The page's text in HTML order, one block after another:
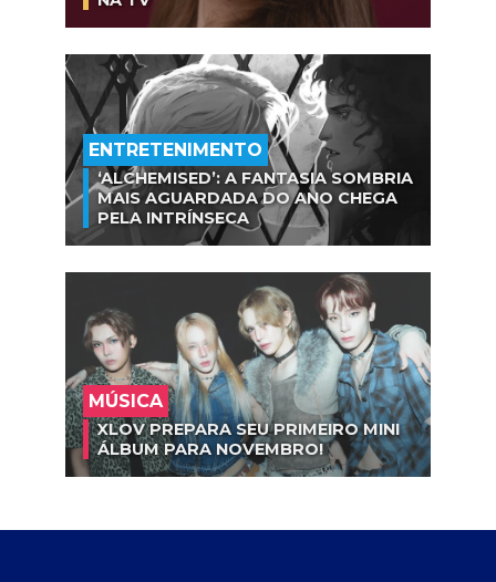
ENTRETENIMENTO
‘ALCHEMISED’: A FANTASIA SOMBRIA
MAIS AGUARDADA DO ANO CHEGA
PELA INTRÍNSECA
MÚSICA
XLOV PREPARA SEU PRIMEIRO MINI
ÁLBUM PARA NOVEMBRO!